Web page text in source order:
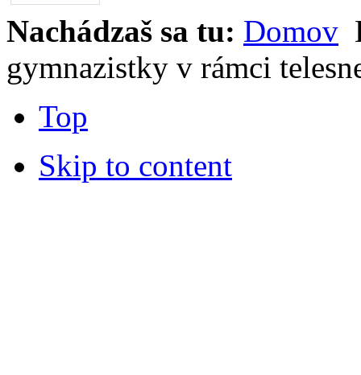
Nachádzaš sa tu: Domov
gymnazistky v rámci
Top
Skip to content